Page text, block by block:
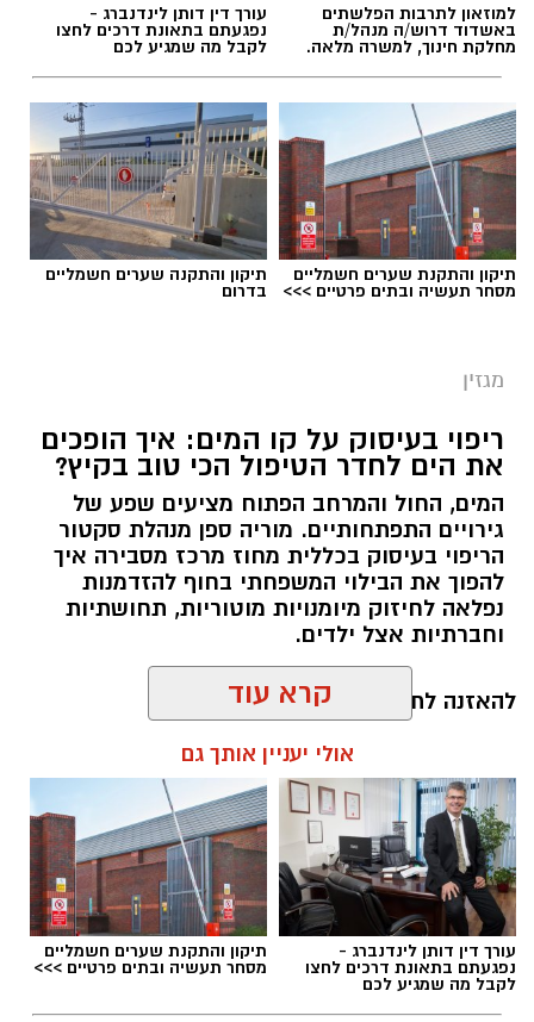
למוזאון לתרבות הפלשתים
באשדוד דרוש/ה מנהל/ת
מחלקת חינוך, למשרה מלאה.
עורך דין דותן לינדנברג -
נפגעתם בתאונת דרכים לחצו
לקבל מה שמגיע לכם
תיקון והתקנת שערים חשמליים
מסחר תעשיה ובתים פרטיים >>>
תיקון והתקנה שערים חשמליים
בדרום
מגזין
ריפוי בעיסוק על קו המים: איך הופכים
את הים לחדר הטיפול הכי טוב בקיץ?
המים, החול והמרחב הפתוח מציעים שפע של
גירויים התפתחותיים. מוריה ספן מנהלת סקטור
הריפוי בעיסוק בכללית מחוז מרכז מסבירה איך
להפוך את הבילוי המשפחתי בחוף להזדמנות
נפלאה לחיזוק מיומנויות מוטוריות, תחושתיות
וחברתיות אצל ילדים.
להאזנה לתוכן:
אלדה נתנאל / 10:26 26.07.26
תגים:ריפוי בעיסוק על קו המים
קרא עוד
אולי יעניין אותך גם
עורך דין דותן לינדנברג -
נפגעתם בתאונת דרכים לחצו
לקבל מה שמגיע לכם
תיקון והתקנת שערים חשמליים
מסחר תעשיה ובתים פרטיים >>>